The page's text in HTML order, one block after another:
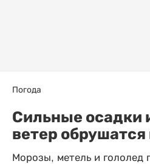
Погода
Сильные осадки
ветер
Морозы, метель и гололед